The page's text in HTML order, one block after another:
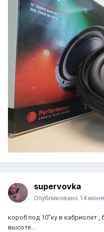
supervovka
Опубликовано 14
короб под 10"ку в кабриолет ,
высоте...